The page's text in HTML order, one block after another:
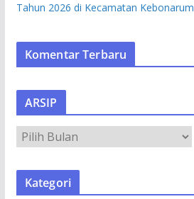
Tahun 2026 di Kecamatan Kebonarum
Komentar Terbaru
ARSIP
S
Kategori